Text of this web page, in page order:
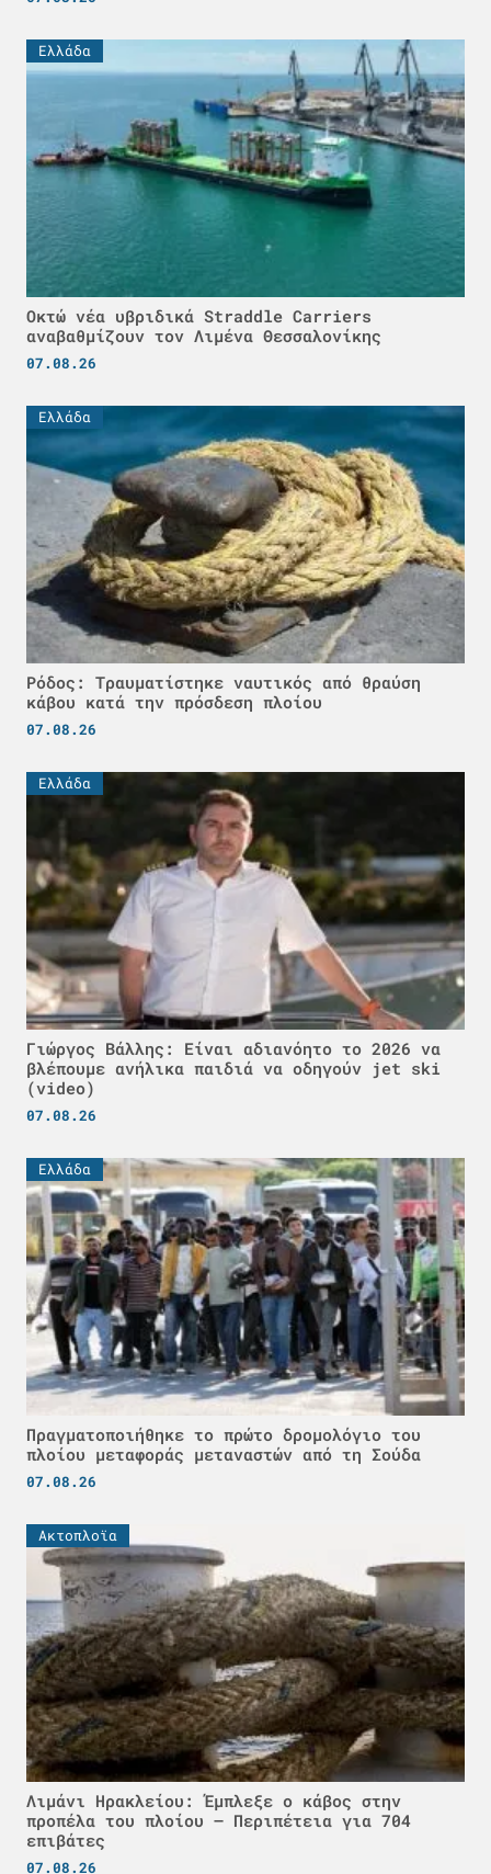
Ελλάδα
Οκτώ νέα υβριδικά Straddle Carriers
αναβαθμίζουν τον Λιμένα Θεσσαλονίκης
07.08.26
Ελλάδα
Ρόδος: Τραυματίστηκε ναυτικός από θραύση
κάβου κατά την πρόσδεση πλοίου
07.08.26
Ελλάδα
Γιώργος Βάλλης: Είναι αδιανόητο το 2026 να
βλέπουμε ανήλικα παιδιά να οδηγούν jet ski
(video)
07.08.26
Ελλάδα
Πραγματοποιήθηκε το πρώτο δρομολόγιο του
πλοίου μεταφοράς μεταναστών από τη Σούδα
07.08.26
Ακτοπλοϊα
Λιμάνι Ηρακλείου: Έμπλεξε ο κάβος στην
προπέλα του πλοίου – Περιπέτεια για 704
επιβάτες
07.08.26